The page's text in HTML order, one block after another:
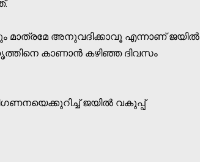
മാത്രമേ അനുവദിക്കാവൂ എന്നാണ് ജയില്‍
കാണാന്‍ കഴിഞ്ഞ ദിവസം
ജയില്‍ വകുപ്പ്